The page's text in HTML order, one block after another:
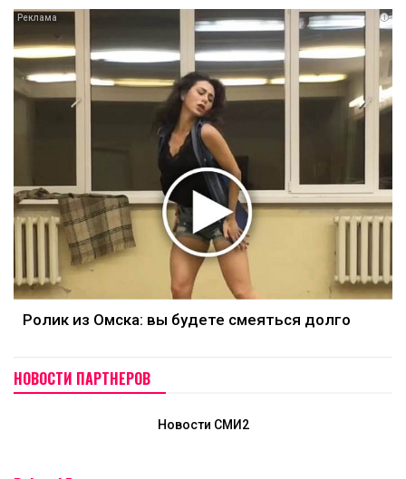
i
Ролик из Омска: вы будете смеяться долго
НОВОСТИ ПАРТНЕРОВ
Новости СМИ2